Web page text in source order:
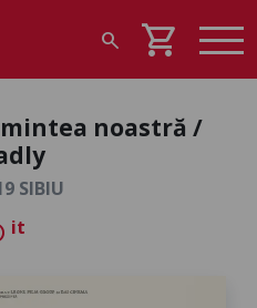
search shopping_cart
noastră /
SIBIU
it